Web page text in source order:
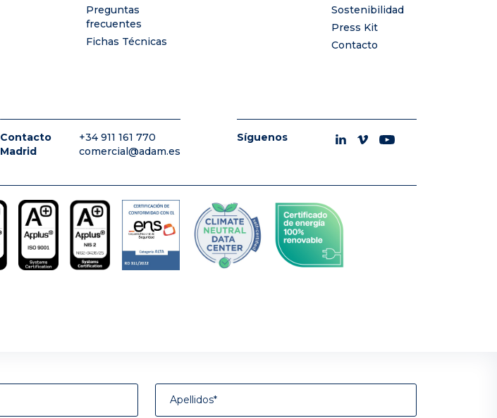
Preguntas
frecuentes
Fichas Técnicas
Sostenibilidad
Press Kit
Contacto
Contacto
Madrid
+34 911 161 770
comercial@adam.es
Síguenos